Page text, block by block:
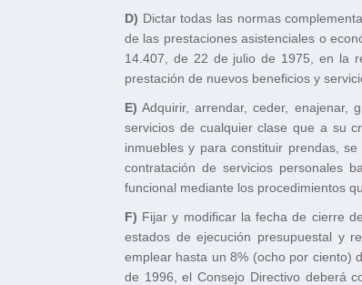
D) Dictar todas las normas
de las prestaciones asistenciales o
14.407, de 22 de julio de 1975, en la
prestación de nuevos beneficios y
E) Adquirir, arrendar, ceder,
servicios de cualquier clase que a su
inmuebles y para constituir prendas,
contratación de servicios personales
funcional mediante los procedimientos
F) Fijar y modificar la fecha de cierre
estados de ejecución presupuestal y
emplear hasta un 8% (ocho por ciento)
de 1996, el Consejo Directivo deberá